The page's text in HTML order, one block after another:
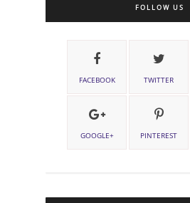
FOLLOW US
FACEBOOK TWITTER
GOOGLE+ PINTEREST